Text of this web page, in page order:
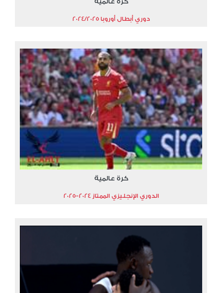
دوري أبطال أوروبا 2024/2025
كرة عالمية
الدوري الإنجليزي الممتاز 2024-2025